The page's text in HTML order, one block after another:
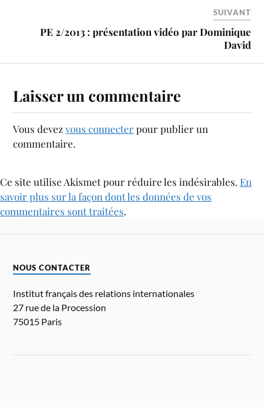
SUIVANT
PE 2/2013 : présentation vidéo par Dominique
David
Laisser un commentaire
Vous devezvous connecterpour publier un
commentaire.
Ce site utilise Akismet pour réduire les indésirables. En
savoir plus sur la façon dont les données de vos
commentaires sont traitées.
NOUS CONTACTER
Institut français des relations internationales
27 rue de la Procession
75015 Paris